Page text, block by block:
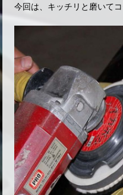
今回は、キッチリと磨いて